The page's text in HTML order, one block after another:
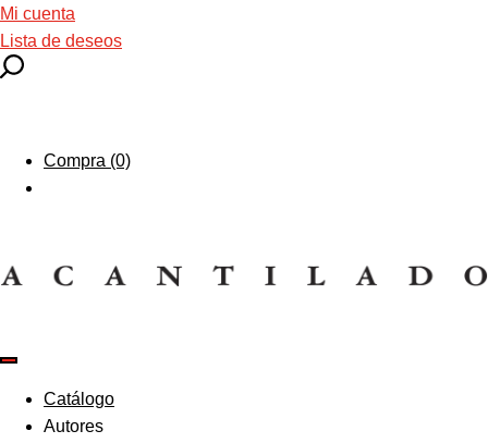
Mi cuenta
Lista de deseos
Compra (0)
Catálogo
Autores